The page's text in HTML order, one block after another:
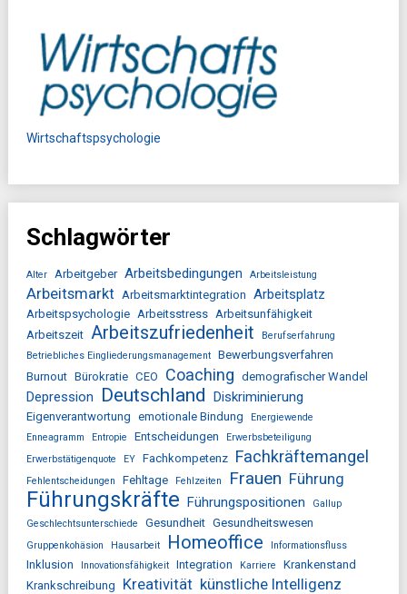
Wirtschaftspsychologie
Schlagwörter
Alter Arbeitgeber Arbeitsbedingungen Arbeitsleistung
Arbeitsmarkt Arbeitsmarktintegration Arbeitsplatz
Arbeitspsychologie Arbeitsstress
Arbeitsunfähigkeit
Arbeitszeit
Arbeitszufriedenheit
Berufserfahrung
Betriebliches Eingliederungsmanagement
Bewerbungsverfahren
Burnout Bürokratie CEO Coaching demografischer Wandel
Depression Deutschland Diskriminierung
Eigenverantwortung emotionale Bindung
Energiewende
Enneagramm
Entropie Entscheidungen
Erwerbsbeteiligung
Erwerbstätigenquote
EY Fachkompetenz Fachkräftemangel
Fehlentscheidungen Fehltage Fehlzeiten Frauen Führung
Führungskräfte Führungspositionen
Gallup
Geschlechtsunterschiede
Gesundheit Gesundheitswesen
Gruppenkohäsion Hausarbeit Homeoffice Informationsfluss
Inklusion Innovationsfähigkeit Integration Karriere
Krankenstand
Krankschreibung
Kreativität künstliche Intelligenz